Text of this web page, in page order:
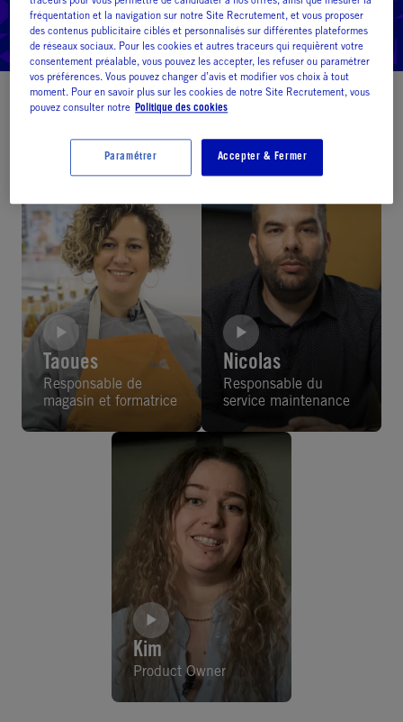
Nous permettons ainsi à chacun d'être acteur de son projet
professionnel !
collaborateurs :
Taoues
Responsable de
magasin et formatrice
Nicolas
Responsable du
service maintenance
Kim
Product Owner
fréquentation et la navigation sur notre Site Recrutement, et vous proposer
des contenus publicitaire ciblés et personnalisés sur différentes plateformes
de réseaux sociaux. Pour les cookies et autres traceurs qui requièrent votre
consentement préalable, vous pouvez les accepter, les refuser ou paramétrer
vos préférences. Vous pouvez changer d’avis et modifier vos choix à tout
moment. Pour en savoir plus sur les cookies de notre Site Recrutement, vous
pouvez consulter notre
Politique des cookies
Paramétrer Accepter & Fermer